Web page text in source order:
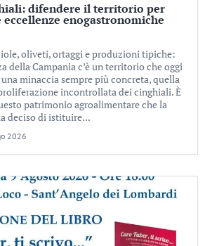
difendere il territorio per
enogastronomiche
oliveti, ortaggi e produzioni tipiche:
della Campania c’è un territorio che oggi
minaccia sempre più concreta, quella
incontrollata dei cinghiali. È
patrimonio agroalimentare che la
deciso di istituire...
2026